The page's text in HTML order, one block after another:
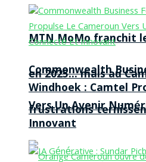
MTN MoMo franchit
en 2025… mais au
frustrations
Commonwealth
Windhoek : Camtel
Vers Un Avenir
Innovant